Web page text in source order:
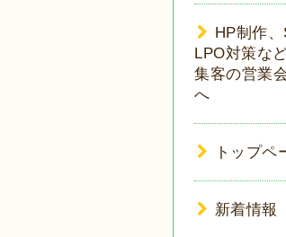
HP制作、
LPO対策な
集客の営業
へ
トップペ
新着情報